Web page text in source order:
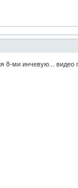
8-ми инчевую... видео